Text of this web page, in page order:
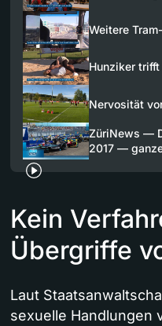
Weitere
Hunziker
Nervosität
ZüriNews —
2017 —
Kein
Übergriffe
Laut
sexuelle Handlungen